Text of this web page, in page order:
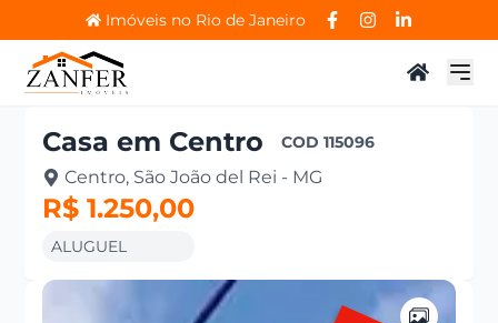
Imóveis no Rio de Janeiro
Casa em Centro COD115096
Centro, São João del Rei - MG
R$ 1.250,00
ALUGUEL